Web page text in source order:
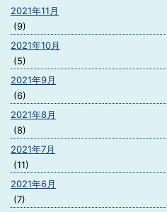
2021年11月
(9)
2021年10月
(5)
2021年9月
(6)
2021年8月
(8)
2021年7月
(11)
2021年6月
(7)